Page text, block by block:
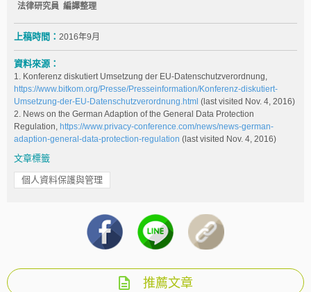
法律研究員 編譯整理
上稿時間： 2016年9月
資料來源：
1. Konferenz diskutiert Umsetzung der EU-Datenschutzverordnung,
https://www.bitkom.org/Presse/Presseinformation/Konferenz-diskutiert-
Umsetzung-der-EU-Datenschutzverordnung.html (last visited Nov. 4, 2016)
2. News on the German Adaption of the General Data Protection
Regulation, https://www.privacy-conference.com/news/news-german-
adaption-general-data-protection-regulation (last visited Nov. 4, 2016)
文章標籤
個人資料保護與管理
推薦文章